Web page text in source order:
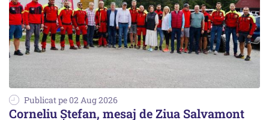
Publicat pe 02 Aug 2026
Corneliu Ștefan, mesaj de Ziua Salvamont